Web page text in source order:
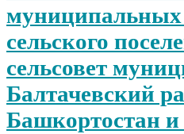
сельского
сельсовет
Балтачевский
Башкортостан и